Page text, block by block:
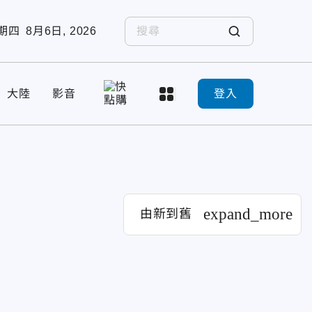
四 8月6日, 2026
大陸 影音 登入
由新到舊 expand_more